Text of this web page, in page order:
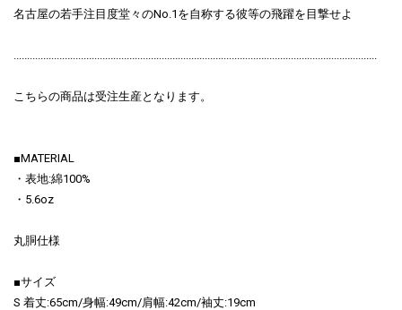
名古屋の若手注目度堂々のNo.1を自称する彼等の飛躍を目撃せよ
.......................................................................................................................................
こちらの商品は受注生産となります。
■MATERIAL
・表地:綿100%
・5.6oz
丸胴仕様
■サイズ
S 着丈:65cm/身幅:49cm/肩幅:42cm/袖丈:19cm